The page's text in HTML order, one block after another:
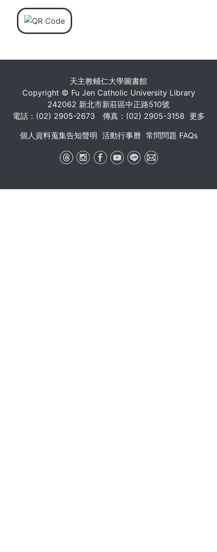
天主教輔仁大學圖書館
Copyright © Fu Jen Catholic University Library
242062 新北市新莊區中正路510號
電話：(02) 2905-2673 傳真：(02) 2905-3158 更多
個人資料蒐集告知聲明 活動行事曆 常問問題 FAQs